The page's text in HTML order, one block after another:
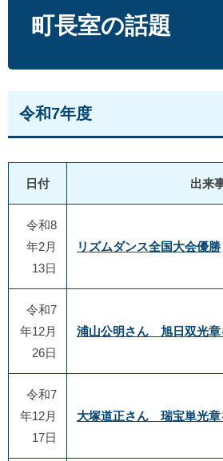
町長室の話題
令和7年度
日付 出来
令和8
年2月
13日
リズムダンス全国大会優勝
令和7
年12月
26日
浦山公明さん 旭日双光章
令和7
年12月
17日
大塚道正さん 瑞宝単光章